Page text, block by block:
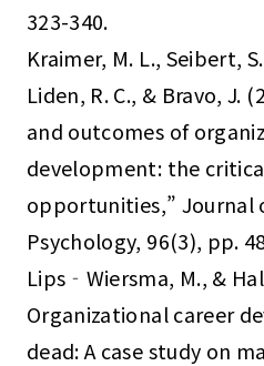
323-340.
Kraimer, M. L., Seibert,
Liden, R. C., & Bravo, J.
and outcomes of
development: the
opportunities,” Journal
Psychology, 96(3), pp.
Lips‐Wiersma, M., &
Organizational career
dead: A case study on